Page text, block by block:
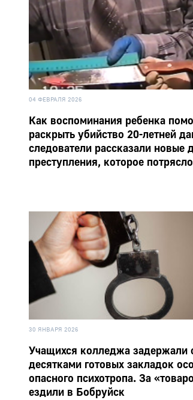
04 ФЕВРАЛЯ 2026
Как воспоминания ребенка
раскрыть убийство 20-летней
следователи рассказали новые
преступления, которое
30 ЯНВАРЯ 2026
Учащихся колледжа задержали
десятками готовых закладок
опасного психотропа. За
ездили в Бобруйск